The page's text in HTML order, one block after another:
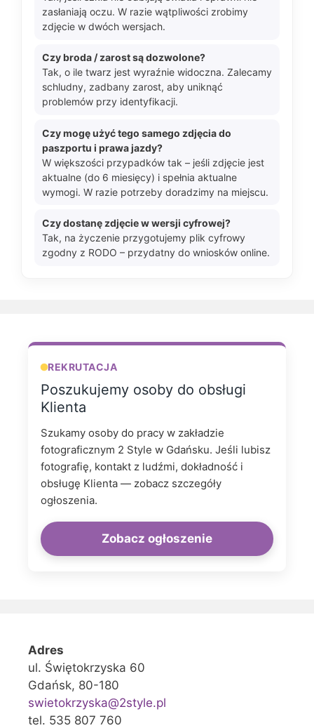
zasłaniają oczu. W razie wątpliwości zrobimy
zdjęcie w dwóch wersjach.
Czy broda / zarost są dozwolone?
Tak, o ile twarz jest wyraźnie widoczna. Zalecamy
schludny, zadbany zarost, aby uniknąć
problemów przy identyfikacji.
Czy mogę użyć tego samego zdjęcia do
paszportu i prawa jazdy?
W większości przypadków tak – jeśli zdjęcie jest
aktualne (do 6 miesięcy) i spełnia aktualne
wymogi. W razie potrzeby doradzimy na miejscu.
Czy dostanę zdjęcie w wersji cyfrowej?
Tak, na życzenie przygotujemy plik cyfrowy
zgodny z RODO – przydatny do wniosków online.
REKRUTACJA
Poszukujemy osoby do obsługi
Klienta
Szukamy osoby do pracy w zakładzie
fotograficznym 2 Style w Gdańsku. Jeśli lubisz
fotografię, kontakt z ludźmi, dokładność i
obsługę Klienta — zobacz szczegóły
ogłoszenia.
Zobacz ogłoszenie
Adres
ul. Świętokrzyska 60
Gdańsk, 80-180
swietokrzyska@2style.pl
tel. 535 807 760